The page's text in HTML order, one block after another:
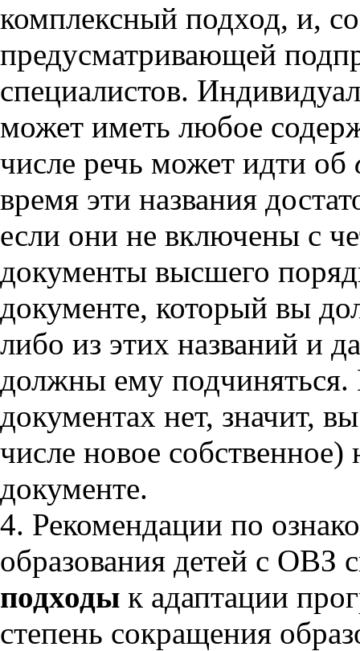
комплексный подход, и,
предусматривающей
специалистов.
может иметь любое
числе речь может идти об
время эти названия
если они не включены с
документы высшего
документе, который вы
либо из этих названий и
должны ему
документах нет, значит,
числе новое собственное)
документе.
4. Рекомендации по
образования детей с ОВЗ
подходы к адаптации
степень сокращения